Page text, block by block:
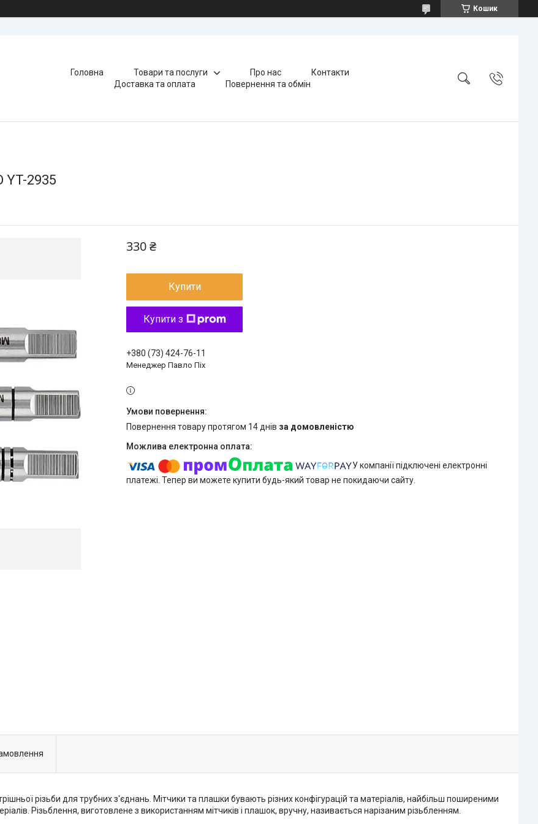
Кошик
Головна Товари та послуги Про нас
Контакти
Доставка та оплата
Повернення та обмін
YT-2935
330 ₴
Купити
Купити з
+380 (73) 424-76-11
Менеджер Павло Піх
повернення товару протягом 14 днів за домовленістю
У компанії підключені електронні
платежі. Тепер ви можете купити будь-який товар не покидаючи сайту.
різьби для трубних з'єднань. Мітчики та плашки бувають різних конфігурацій та матеріалів, найбільш поширеними
Різьблення, виготовлене з використанням мітчиків і плашок, вручну, називається нарізаним різьбленням.